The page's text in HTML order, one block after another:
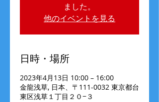
ました。
他のイベントを見る
日時・場所
2023年4月13日 10:00 – 16:00
金龍浅草, 日本、〒111-0032 東京都台
東区浅草１丁目２０−３